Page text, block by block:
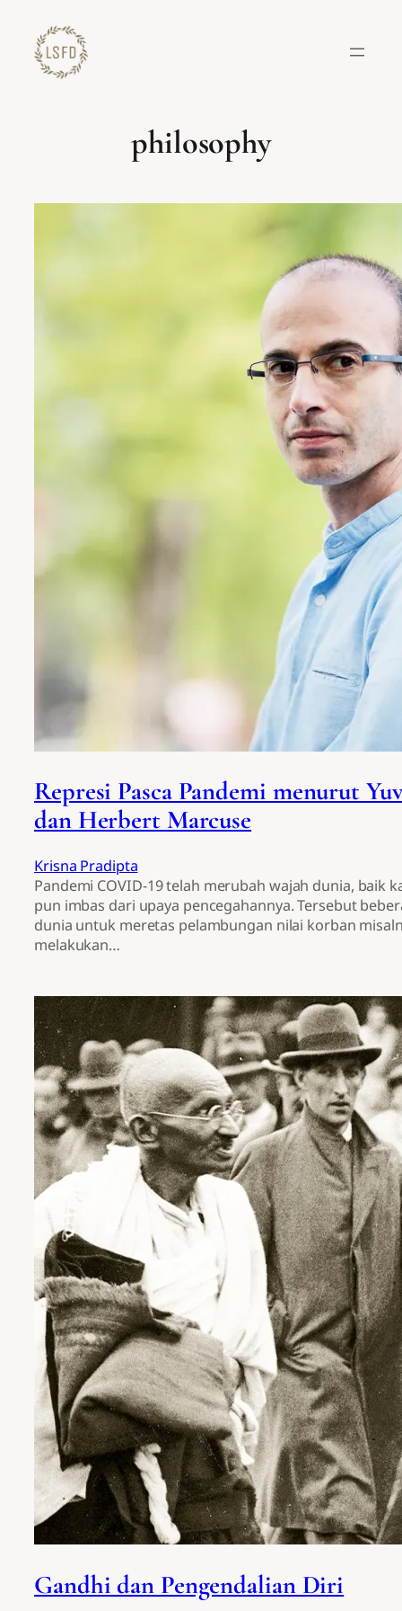
konten
philosophy
Represi Pasca Pandemi menurut
dan Herbert Marcuse
Krisna Pradipta
Pandemi COVID-19 telah merubah wajah dunia, baik
pun imbas dari upaya pencegahannya. Tersebut
dunia untuk meretas pelambungan nilai korban
melakukan…
Gandhi dan Pengendalian Diri